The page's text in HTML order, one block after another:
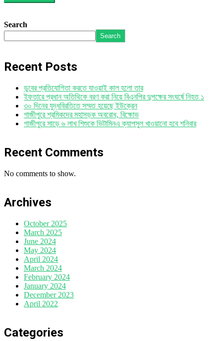
Search
Search
Recent Posts
ডুবের প্রতিযোগিতা করতে যাওয়াই কাল হলো তার
ইফতারে প্রধান অতিথিকে বরণ করা নিয়ে বিএনপির দুপক্ষের সংঘর্ষে নিহত ১
৩০ দিনের যুদ্ধবিরতিতে সম্মত হয়েছে ইউক্রেন
গাজীপুরে শ্রমিকদের মহাসড়ক অবরোধ, বিক্ষোভ
গাজীপুরে সাড়ে ৬ লাখ শিশুকে ভিটামিনএ ক্যাপসুল খাওয়ানো হবে শনিবার
Recent Comments
No comments to show.
Archives
October 2025
March 2025
June 2024
May 2024
April 2024
March 2024
February 2024
January 2024
December 2023
April 2022
Categories